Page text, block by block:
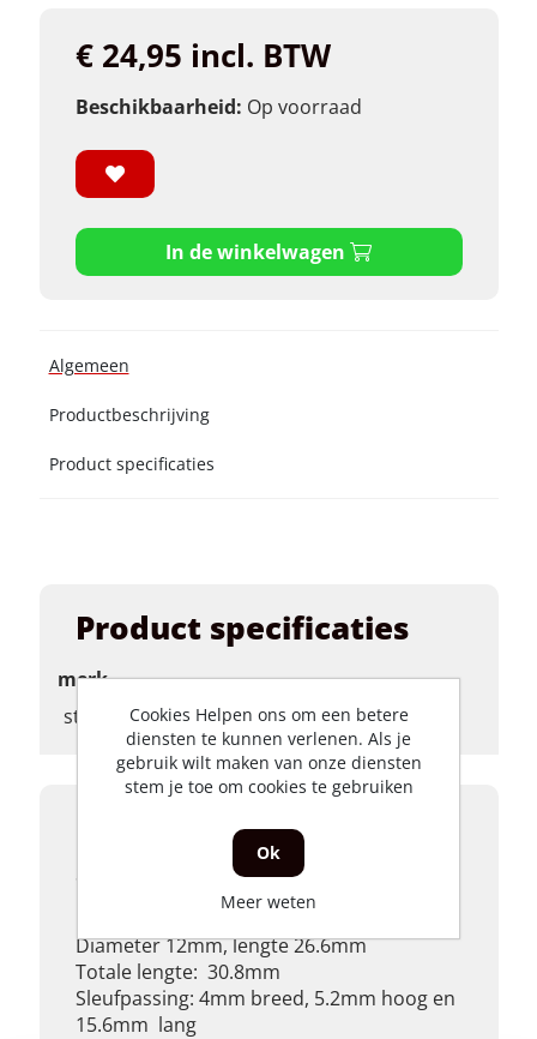
Productbeschrijving
Stuurslot Vespa Ciao, Si, Bravo 167565
Diameter 12mm, lengte 26.6mm
Totale lengte: 30.8mm
Sleufpassing: 4mm breed, 5.2mm hoog en
15.6mm lang
Product specificaties
merk
stuurslot
€ 24,95 incl. BTW
Beschikbaarheid: Op voorraad
In de winkelwagen
Algemeen
Productbeschrijving
Product specificaties
Cookies Helpen ons om een betere
diensten te kunnen verlenen. Als je
gebruik wilt maken van onze diensten
stem je toe om cookies te gebruiken
Ok
Meer weten